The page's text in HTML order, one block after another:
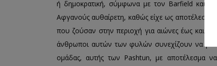
ή δημοκρατική, σύμφωνα με τον Barfield και
Αφγανούς αυθαίρετη, καθώς είχε ως
που ζούσαν στην περιοχή για αιώνες έως και
άνθρωποι αυτών των φυλών συνεχίζουν να
ομάδας, αυτής των Pashtun, με αποτέλεσμα